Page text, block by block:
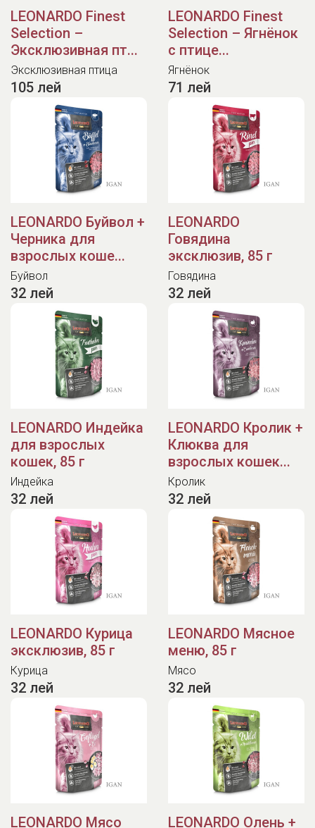
LEONARDO Finest
Selection –
Эксклюзивная пт...
Эксклюзивная птица
105 лей
LEONARDO Finest
Selection – Ягнёнок
с птице...
Ягнёнок
71 лей
LEONARDO Буйвол +
Черника для
взрослых коше...
Буйвол
32 лей
LEONARDO
Говядина
эксклюзив, 85 г
Говядина
32 лей
LEONARDO Индейка
для взрослых
кошек, 85 г
Индейка
32 лей
LEONARDO Кролик +
Клюква для
взрослых кошек...
Кролик
32 лей
LEONARDO Курица
эксклюзив, 85 г
Курица
32 лей
LEONARDO Мясное
меню, 85 г
Мясо
32 лей
LEONARDO Мясо LEONARDO Олень +